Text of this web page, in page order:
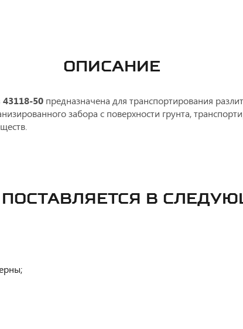
ОПИСАНИЕ
50 предназначена для транспортирования
забора с поверхности грунта,
В